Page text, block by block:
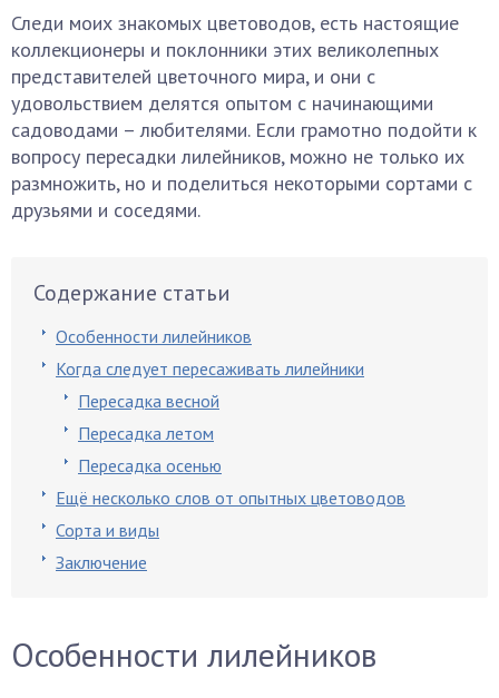
Следи моих знакомых цветоводов, есть настоящие
коллекционеры и поклонники этих великолепных
представителей цветочного мира, и они с
удовольствием делятся опытом с начинающими
садоводами – любителями. Если грамотно подойти к
вопросу пересадки лилейников, можно не только их
размножить, но и поделиться некоторыми сортами с
друзьями и соседями.
Содержание статьи
Особенности лилейников
Когда следует пересаживать лилейники
Пересадка весной
Пересадка летом
Пересадка осенью
Ещё несколько слов от опытных цветоводов
Сорта и виды
Заключение
Особенности лилейников